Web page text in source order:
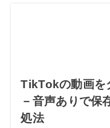
TikTokの動画を
－音声ありで保
処法